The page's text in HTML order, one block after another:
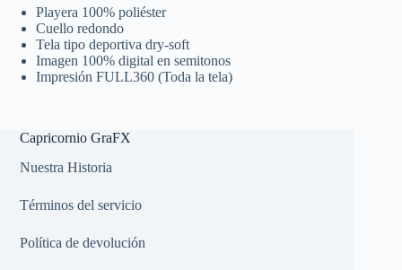
Playera 100% poliéster
Cuello redondo
Tela tipo deportiva dry-soft
Imagen 100% digital en semitonos
Impresión FULL360 (Toda la tela)
Capricornio GraFX
Nuestra Historia
Términos del servicio
Política de devolución